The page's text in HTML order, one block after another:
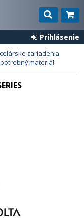
Prihlásenie
zariadenia
materiál